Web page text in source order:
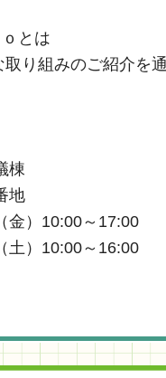
とは
り組みのご紹介を
棟
地
金）10:00～17:00
10:00～16:00